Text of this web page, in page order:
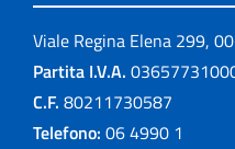
Viale Regina Elena 299,
Partita I.V.A.
C.F. 80211730587
Telefono: 06 4990 1